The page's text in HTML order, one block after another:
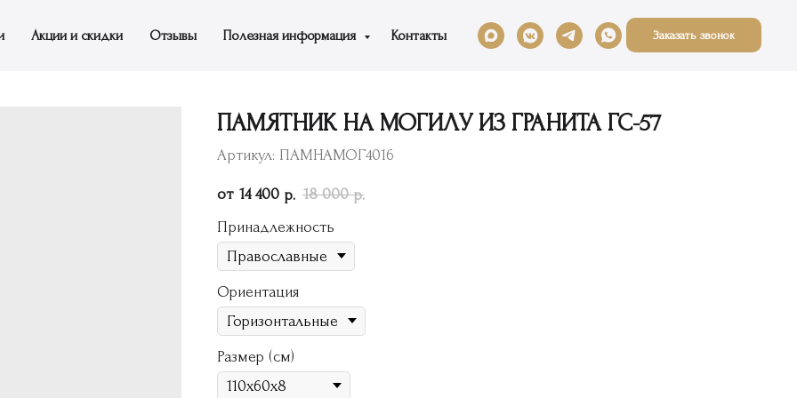
Акции и скидки Отзывы Полезная информация Контакты Заказать звонок
ПАМЯТНИК НА МОГИЛУ ИЗ ГРАНИТА ГС-57
Артикул: ПАМНАМОГ4016
14 400 р. 18 000 р.
Принадлежность
Ориентация
Размер (см)